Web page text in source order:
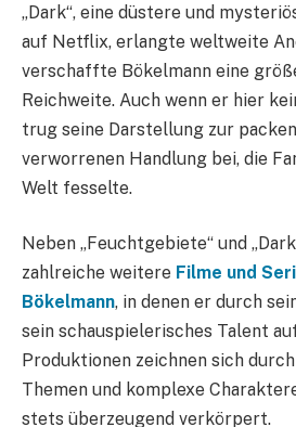
„Dark“, eine düstere und
auf Netflix, erlangte weltweite
verschaffte Bökelmann eine
Reichweite. Auch wenn er hier
trug seine Darstellung zur
verworrenen Handlung bei, die
Welt fesselte.
Neben „Feuchtgebiete“ und
zahlreiche weitere Filme und
Bökelmann, in denen er durch
sein schauspielerisches Talent
Produktionen zeichnen sich
Themen und komplexe
stets überzeugend verkörpert.